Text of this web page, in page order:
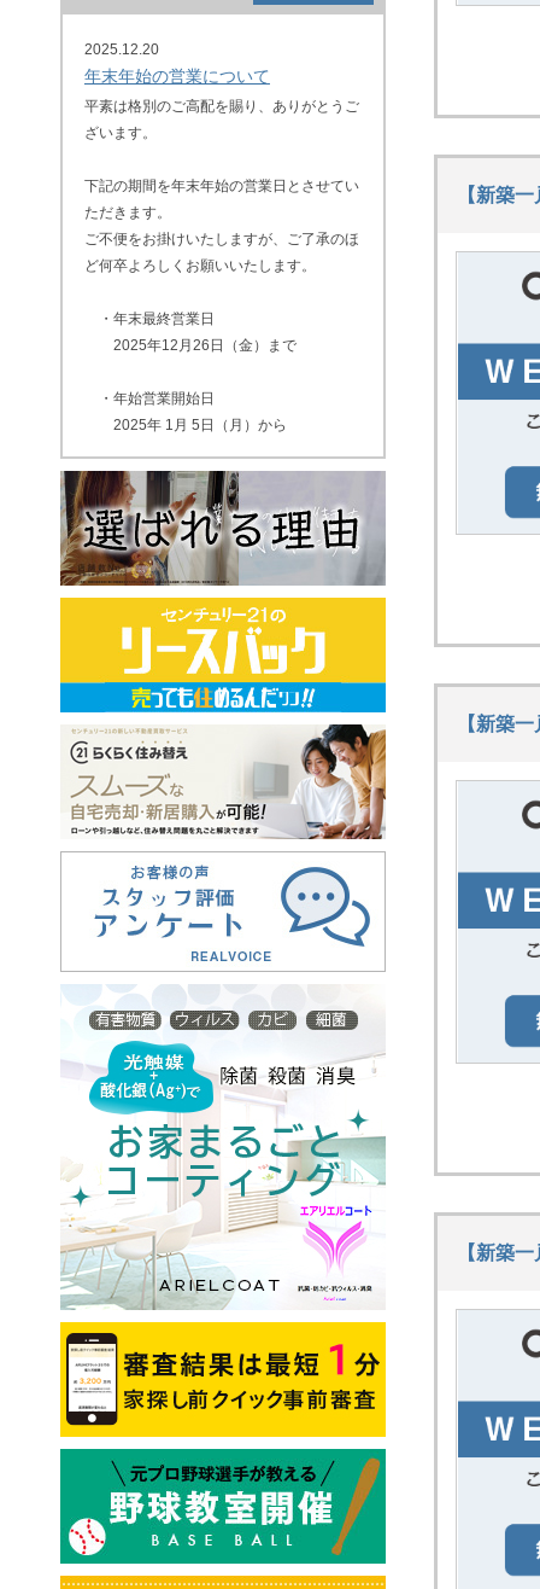
2025.12.20
年末年始の営業について
平素は格別のご高配を賜り、ありがとうご
ざいます。
下記の期間を年末年始の営業日とさせてい
ただきます。
ご不便をお掛けいたしますが、ご了承のほ
ど何卒よろしくお願いいたします。
・年末最終営業日
2025年12月26日（金）まで
・年始営業開始日
2025年 1月 5日（月）から
なお、2024年12月27日（土）～2025年 1
月 4日（日）までは営業をお休みさせてい
ただきます。
ご迷惑をおかけしますが、ご容赦ください
ますようお願いいたします。
年末年始の営業について
平素は格別のご高配を賜り、ありがとうご
ざいます。 下記の期間を年末年始の営業
日とさせていただきます。 ご不便をお掛
けいたしますが、ご了承のほど何卒よろし
くお願いいたします。 ・年末最終営業
日 2024年12月27日（金）まで ・年
始営業開始日 2025年 1月 6日（月）
から なお、2024年12月28日（土）～
2025年 1月 5日（日）までは営業をお休み
させていただきます。 ご迷惑をおかけし
ますが、ご容赦くださいますようお願いい
たします。
2023.12.21
年末年始の営業について
平素は格別のご高配を賜り、ありがとうご
ざいます。 下記の期間を年末年始の営業
日とさせていただきます。 ご不便をお掛
けいたしますが、ご了承のほど何卒よろし
くお願いいたします。 ・年末最終営業
日 2023年12月26日（火）まで ・年
始営業開始日 2024年 1月 4日（木）
から なお、2023年12月27日（水）～
2024年 1月 3日（水）までは営業をお休み
させていただきます。 ご迷惑をおかけし
ますが、ご容赦くださいますようお願いい
たします。
2022.12.26
年末年始の営業について
平素は格別のご高配を賜り、ありがとうご
ざいます。 下記の期間を年末年始の営業
日とさせていただきます。 ご不便をお掛
けいたしますが、ご了承のほど何卒よろし
【新築
【新築
【新築